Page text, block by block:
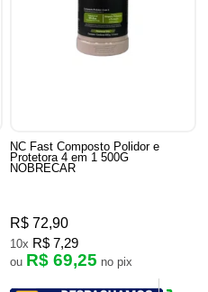
NC Fast Composto Polidor e
Protetora 4 em 1 500G
NOBRECAR
R$ 72,90
10x R$ 7,29
ou R$ 69,25 no pix